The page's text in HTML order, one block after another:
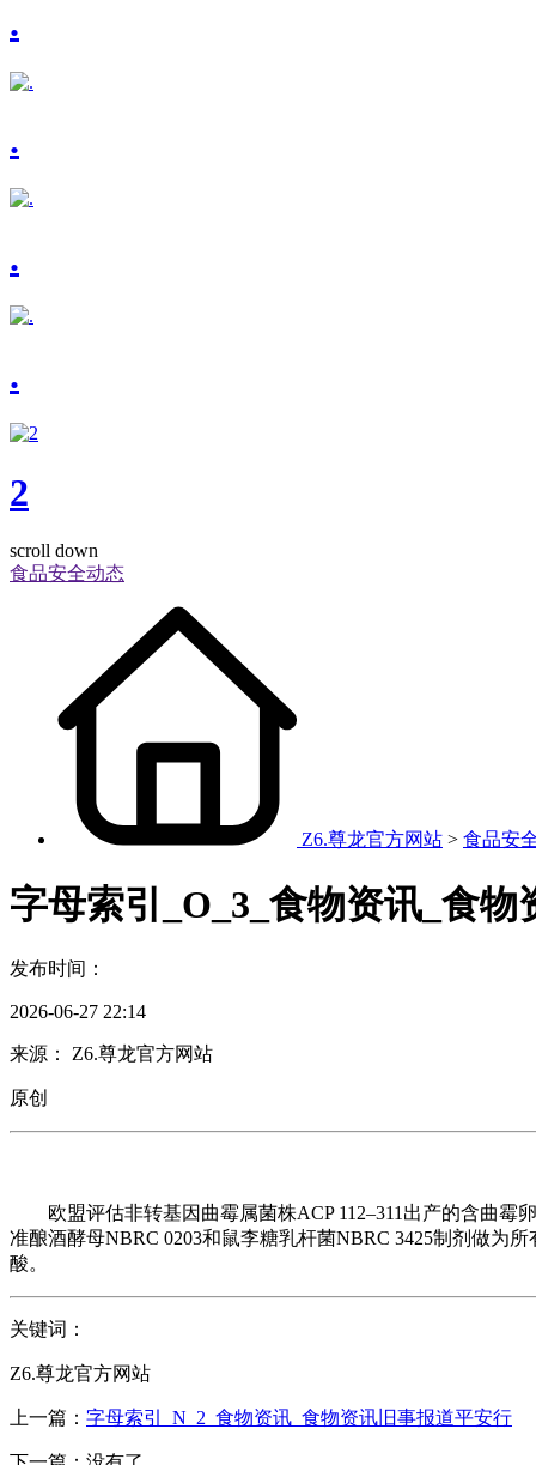
.
.
.
.
2
scroll down
食品安全动态
Z6.尊龙官方网站 > 食品安
字母索引_O_3_食物资讯_食
发布时间：
2026-06-27 22:14
来源： Z6.尊龙官方网站
原创
欧盟评估非转基因曲霉属菌株ACP 112–311出产的含曲霉
准酿酒酵母NBRC 0203和鼠李糖乳杆菌NBRC 3425制剂做为
酸。
关键词：
Z6.尊龙官方网站
上一篇： 字母索引_N_2_食物资讯_食物资讯旧事报道平安行